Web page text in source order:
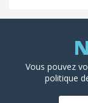
Vous pouvez
politique